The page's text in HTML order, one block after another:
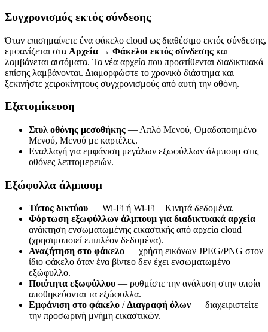
Συγχρονισμός εκτός σύνδεσης
Όταν επισημαίνετε ένα φάκελο cloud ως διαθέσιμο εκτός σύνδεσης,
εμφανίζεται στα Αρχεία → Φάκελοι εκτός σύνδεσης και
λαμβάνεται αυτόματα. Τα νέα αρχεία που προστίθενται διαδικτυακά
επίσης λαμβάνονται. Διαμορφώστε το χρονικό διάστημα και
ξεκινήστε χειροκίνητους συγχρονισμούς από αυτή την οθόνη.
Εξατομίκευση
Στυλ οθόνης μεσοθήκης — Απλό Μενού, Ομαδοποιημένο
Μενού, Μενού με καρτέλες.
Εναλλαγή για εμφάνιση μεγάλων εξωφύλλων άλμπουμ στις
οθόνες λεπτομερειών.
Εξώφυλλα άλμπουμ
Τύπος δικτύου — Wi-Fi ή Wi-Fi + Κινητά δεδομένα.
Φόρτωση εξωφύλλων άλμπουμ για διαδικτυακά αρχεία —
ανάκτηση ενσωματωμένης εικαστικής από αρχεία cloud
(χρησιμοποιεί επιπλέον δεδομένα).
Αναζήτηση στο φάκελο — χρήση εικόνων JPEG/PNG στον
ίδιο φάκελο όταν ένα βίντεο δεν έχει ενσωματωμένο
εξώφυλλο.
Ποιότητα εξωφύλλου — ρυθμίστε την ανάλυση στην οποία
αποθηκεύονται τα εξώφυλλα.
Εμφάνιση στο φάκελο /Διαγραφή όλων — διαχειριστείτε
την προσωρινή μνήμη εικαστικών.